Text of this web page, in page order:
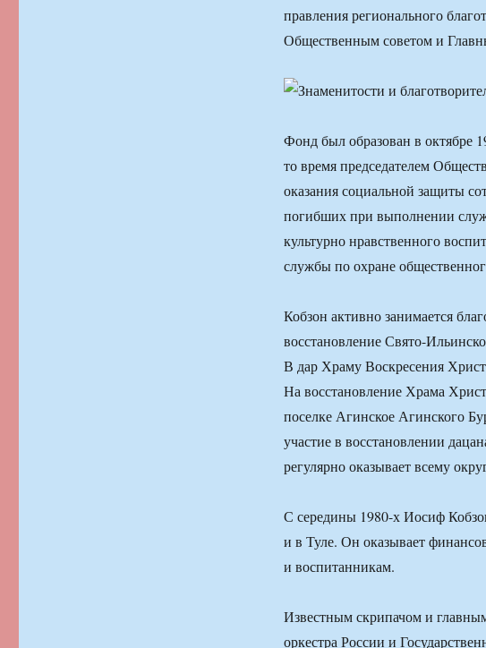
правления регионального
Общественным советом и
Фонд был образован в октябре
то время председателем
оказания социальной защиты
погибших при выполнении
культурно нравственного
службы по охране
Кобзон активно занимается
восстановление Свято-
В дар Храму Воскресения
На восстановление Храма
поселке Агинское Агинского
участие в восстановлении
регулярно оказывает всему
С середины 1980-х Иосиф
и в Туле. Он оказывает
и воспитанникам.
Известным скрипачом и
оркестра России и